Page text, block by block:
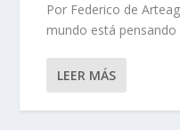
Por Federico de
mundo está pensando
LEER MÁS